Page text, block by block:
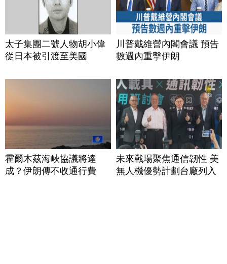
太子集團二號人物胡小偉
從日本被引渡至美國
川普戴維營內閣會議 預告
數週內重擊伊朗
霍爾木茲海峽協議將達
成？伊朗傳不收通行費
未來戰場聚焦通信韌性 美
無人機優勢計劃台廠列入